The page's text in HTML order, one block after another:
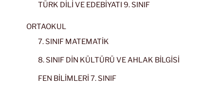
TÜRK DİLİ VE EDEBİYATI 9. SINIF
ORTAOKUL
7. SINIF MATEMATİK
8. SINIF DİN KÜLTÜRÜ VE AHLAK BİLGİSİ
FEN BİLİMLERİ 7. SINIF